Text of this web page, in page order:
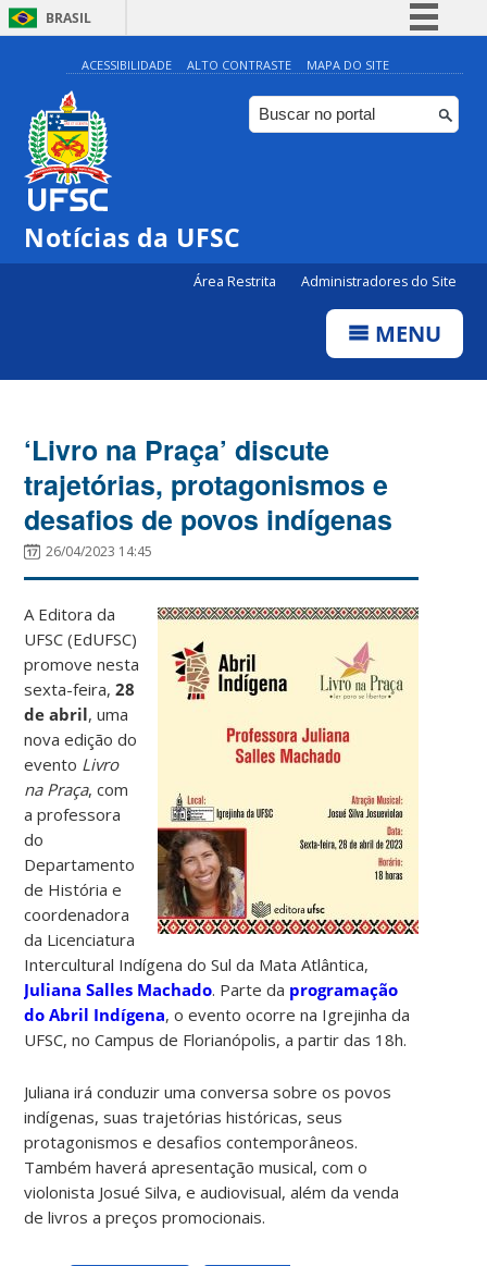
BRASIL
Simplifique!
Comunica BR
Participe
ACESSIBILIDADE ALTO CONTRASTE MAPA DO SITE
Notícias da UFSC
Área Restrita Administradores do Site
MENU
‘Livro na Praça’ discute
trajetórias, protagonismos e
desafios de povos indígenas
26/04/2023 14:45
A Editora da
UFSC (EdUFSC)
promove nesta
sexta-feira,28
de abril, uma
nova edição do
evento Livro
na Praça, com
aprofessora
do
Departamento
de História e
coordenadora
da Licenciatura
Intercultural Indígena do Sul da Mata Atlântica,
Juliana Salles Machado. Parte da programação
do Abril Indígena, o evento ocorre na Igrejinha da
UFSC, no Campus de Florianópolis, a partir das 18h.
Juliana irá conduzir uma conversa sobreos povos
indígenas, suas trajetórias históricas, seus
protagonismos e desafios contemporâneos.
Também haverá apresentação musical, com o
violonista Josué Silva, e audiovisual, além da venda
de livros a preços promocionais.